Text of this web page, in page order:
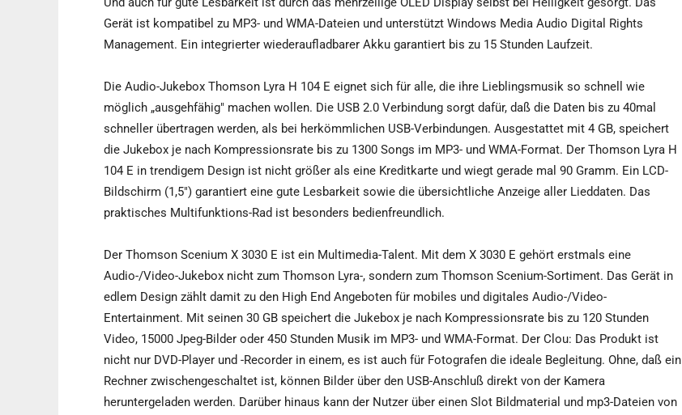
Gerät ist kompatibel zu MP3- und WMA-Dateien und unterstützt Windows Media Audio Digital Rights
Management. Ein integrierter wiederaufladbarer Akku garantiert bis zu 15 Stunden Laufzeit.
Die Audio-Jukebox Thomson Lyra H 104 E eignet sich für alle, die ihre Lieblingsmusik so schnell wie
möglich „ausgehfähig" machen wollen. Die USB 2.0 Verbindung sorgt dafür, daß die Daten bis zu 40mal
schneller übertragen werden, als bei herkömmlichen USB-Verbindungen. Ausgestattet mit 4 GB, speichert
die Jukebox je nach Kompressionsrate bis zu 1300 Songs im MP3- und WMA-Format. Der Thomson Lyra H
104 E in trendigem Design ist nicht größer als eine Kreditkarte und wiegt gerade mal 90 Gramm. Ein LCD-
Bildschirm (1,5") garantiert eine gute Lesbarkeit sowie die übersichtliche Anzeige aller Lieddaten. Das
praktisches Multifunktions-Rad ist besonders bedienfreundlich.
Der Thomson Scenium X 3030 E ist ein Multimedia-Talent. Mit dem X 3030 E gehört erstmals eine
Audio-/Video-Jukebox nicht zum Thomson Lyra-, sondern zum Thomson Scenium-Sortiment. Das Gerät in
edlem Design zählt damit zu den High End Angeboten für mobiles und digitales Audio-/Video-
Entertainment. Mit seinen 30 GB speichert die Jukebox je nach Kompressionsrate bis zu 120 Stunden
Video, 15000 Jpeg-Bilder oder 450 Stunden Musik im MP3- und WMA-Format. Der Clou: Das Produkt ist
nicht nur DVD-Player und -Recorder in einem, es ist auch für Fotografen die ideale Begleitung. Ohne, daß ein
Rechner zwischengeschaltet ist, können Bilder über den USB-Anschluß direkt von der Kamera
heruntergeladen werden. Darüber hinaus kann der Nutzer über einen Slot Bildmaterial und mp3-Dateien von